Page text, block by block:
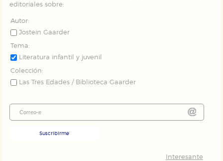
editoriales sobre:
Autor:
Jostein Gaarder
Tema:
Literatura infantil y juvenil
Colección:
Las Tres Edades / Biblioteca Gaarder
Suscribirme
Interesante